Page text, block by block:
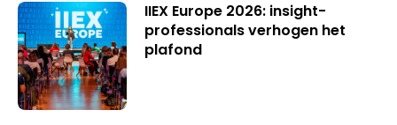
IIEX Europe 2026: insight-
professionals verhogen het
plafond